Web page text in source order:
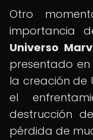
Otro
importancia
Universo
presentado en
la creación de
el
destrucción
pérdida de